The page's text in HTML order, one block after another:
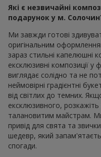
Які є незвичайні
подарунок у м.
Ми завжди готові
оригінальним
зараз стильні капелюшні
ексклюзивні композиції
виглядає солідно та не
неймовірні градієнтні
від світлих до темних.
ексклюзивного,
талановитим майстрам.
привід для свята та
шедевр, який
спогади.